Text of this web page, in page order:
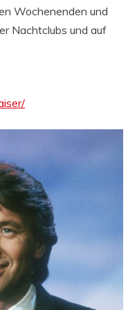
Wochenenden und
Nachtclubs und auf